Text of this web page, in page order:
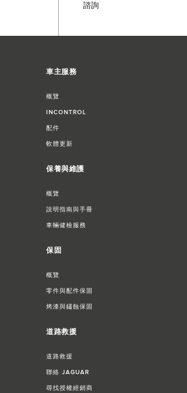
諮詢
車主服務
概覽
INCONTROL
配件
軟體更新
保養與維護
概覽
說明指南與手冊
車輛健檢服務
保固
概覽
零件與配件保固
烤漆與鏽蝕保固
道路救援
道路救援
聯絡 JAGUAR
尋找授權經銷商